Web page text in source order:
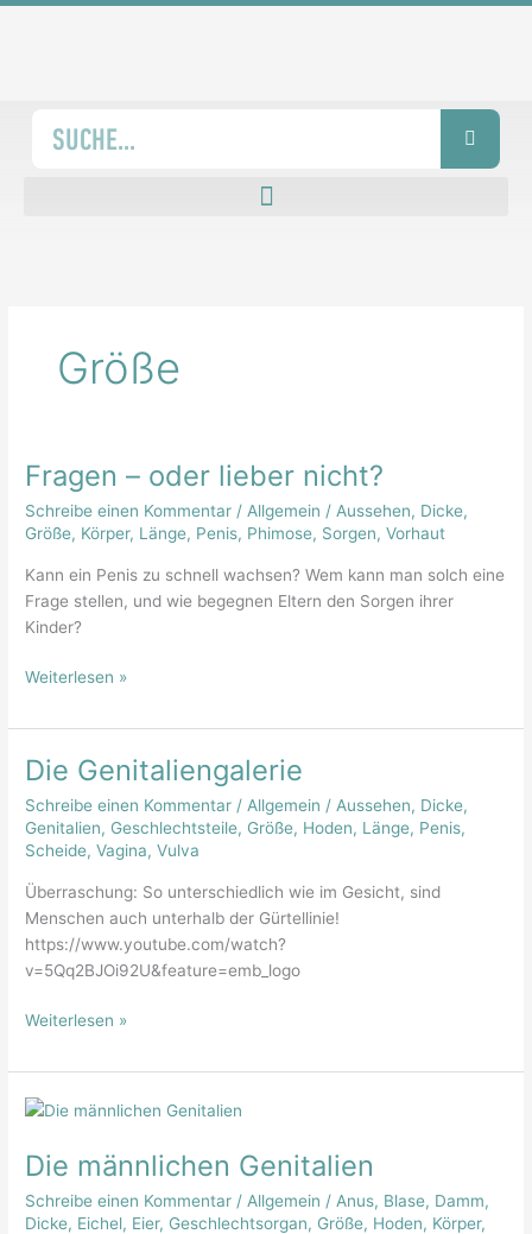
Zum
Größe
Fragen – oder lieber nicht?
Schreibe einen Kommentar / Allgemein / Aussehen, Dicke,
Größe, Körper, Länge, Penis, Phimose, Sorgen,Vorhaut
Kann ein Penis zu schnell wachsen? Wem kann man solch eine
Frage stellen, und wie begegnen Eltern den Sorgen ihrer
Kinder?
Fragen
oder
nicht?
Weiterlesen »
Die Genitaliengalerie
Schreibe einen Kommentar / Allgemein / Aussehen, Dicke,
Genitalien, Geschlechtsteile, Größe, Hoden, Länge, Penis,
Scheide,Vagina,Vulva
Überraschung: So unterschiedlich wie im Gesicht, sind
Menschen auch unterhalb der Gürtellinie!
https://www.youtube.com/watch?
v=5Qq2BJOi92U&feature=emb_logo
Die
Weiterlesen »
Die männlichen Genitalien
Schreibe einen Kommentar / Allgemein / Anus, Blase, Damm,
Dicke, Eichel, Eier, Geschlechtsorgan, Größe, Hoden, Körper,
Die
Genitalien